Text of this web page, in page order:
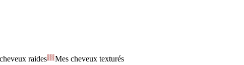
raides Mes cheveux texturés